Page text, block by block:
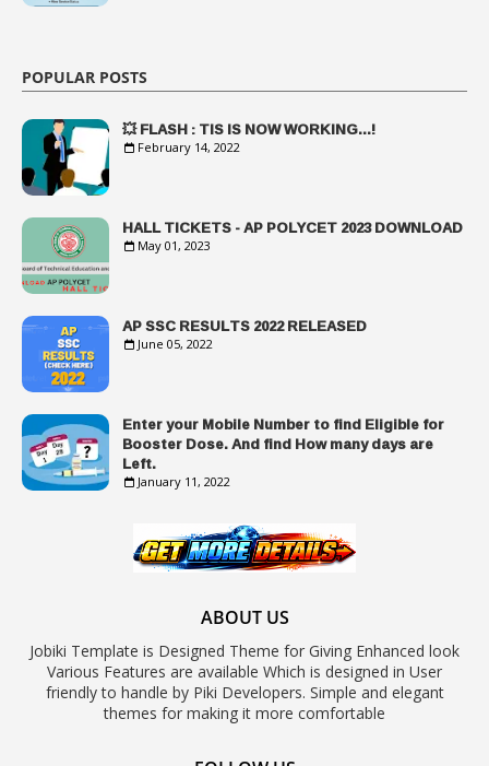
POPULAR POSTS
💥 FLASH : TIS IS NOW WORKING...!
February 14, 2022
HALL TICKETS - AP POLYCET 2023 DOWNLOAD
May 01, 2023
AP SSC RESULTS 2022 RELEASED
June 05, 2022
Enter your Mobile Number to find Eligible for
Booster Dose. And find How many days are
Left.
January 11, 2022
ABOUT US
Jobiki Template is Designed Theme for Giving Enhanced look
Various Features are available Which is designed in User
friendly to handle by Piki Developers. Simple and elegant
themes for making it more comfortable